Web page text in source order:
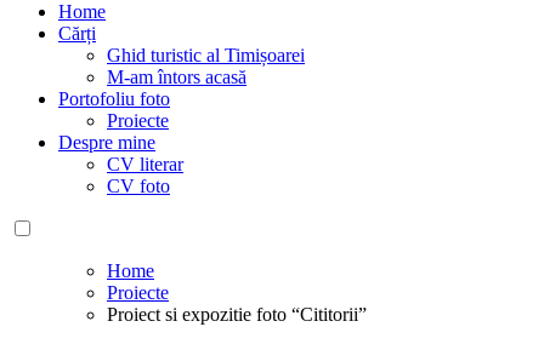
Home
Cărți
Ghid turistic al Timișoarei
M-am întors acasă
Portofoliu foto
Proiecte
Despre mine
CV literar
CV foto
Home
Proiecte
Proiect si expozitie foto “Cititorii”